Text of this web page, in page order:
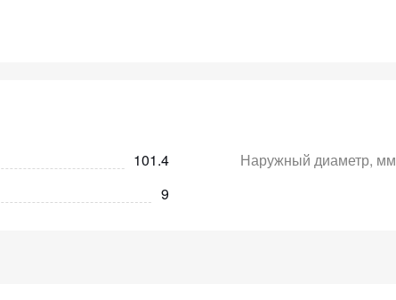
101.4 Наружный диаметр, мм
9